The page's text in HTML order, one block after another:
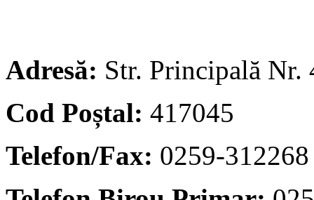
Adresă: Str. Principală Nr.
Cod Poștal: 417045
Telefon/Fax: 0259-312268